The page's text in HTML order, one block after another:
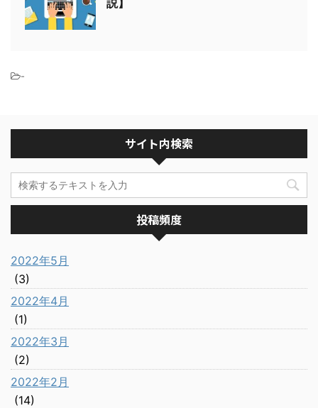
説】
-
サイト内検索
投稿頻度
2022年5月
(3)
2022年4月
(1)
2022年3月
(2)
2022年2月
(14)